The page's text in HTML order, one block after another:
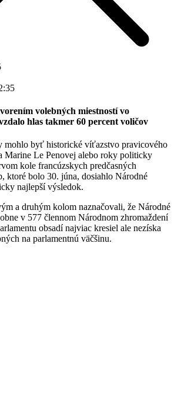
volebných miestností vo
hlas takmer 60 percent voličov
mohlo byť historické víťazstvo pravicového
Marine Le Penovej alebo roky politicky
kole francúzskych predčasných
ktoré bolo 30. júna, dosiahlo Národné
najlepší výsledok.
a druhým kolom naznačovali, že Národné
v 577 člennom Národnom zhromaždení
obsadí najviac kresiel ale nezíska
na parlamentnú väčšinu.